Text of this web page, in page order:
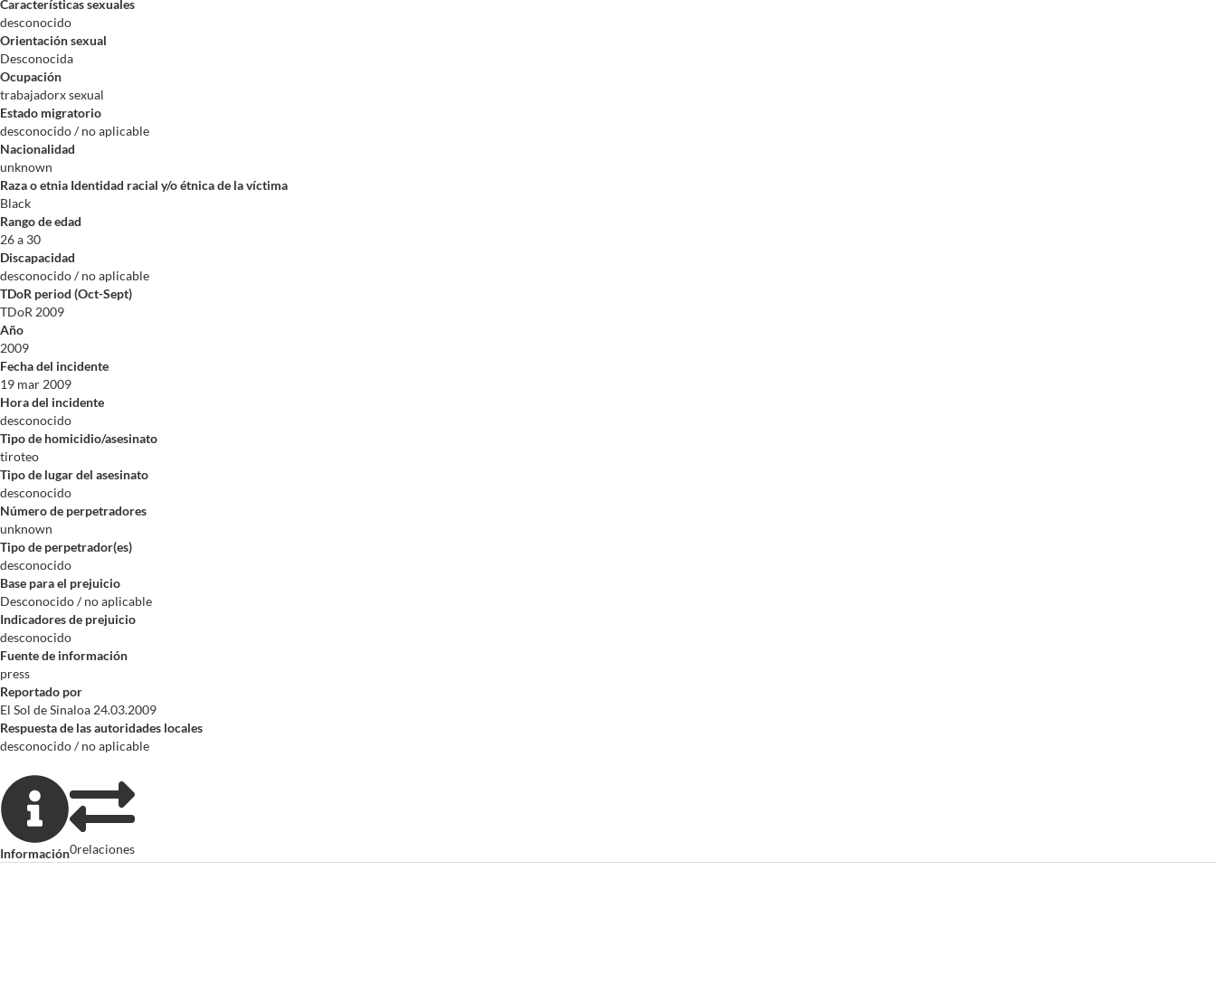
Características sexuales
desconocido
Orientación sexual
Desconocida
Ocupación
trabajadorx sexual
Estado migratorio
desconocido / no aplicable
Nacionalidad
unknown
Raza o etnia Identidad racial y/o étnica de la víctima
Black
Rango de edad
26 a 30
Discapacidad
desconocido / no aplicable
TDoR period (Oct-Sept)
TDoR 2009
Año
2009
Fecha del incidente
19 mar 2009
Hora del incidente
desconocido
Tipo de homicidio/asesinato
tiroteo
Tipo de lugar del asesinato
desconocido
Número de perpetradores
unknown
Tipo de perpetrador(es)
desconocido
Base para el prejuicio
Desconocido / no aplicable
Indicadores de prejuicio
desconocido
Fuente de información
press
Reportado por
El Sol de Sinaloa 24.03.2009
Respuesta de las autoridades locales
desconocido / no aplicable
Información0relaciones